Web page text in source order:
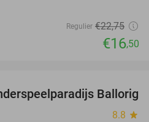
Regulier €22,75
€16,50
32%
Ballorig
8.8 star